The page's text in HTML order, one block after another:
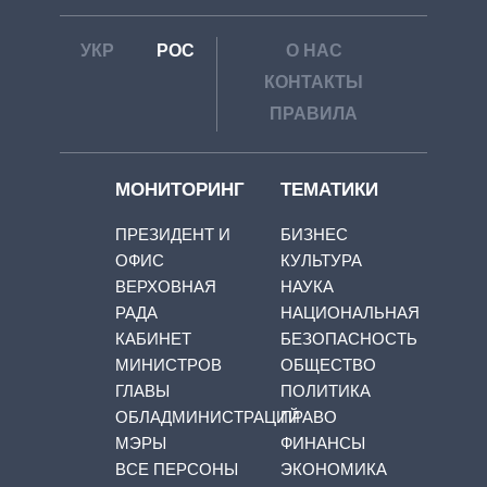
УКР РОС
О НАС
КОНТАКТЫ
ПРАВИЛА
МОНИТОРИНГ
ПРЕЗИДЕНТ И
ОФИС
ВЕРХОВНАЯ
РАДА
КАБИНЕТ
МИНИСТРОВ
ГЛАВЫ
ОБЛАДМИНИСТРАЦИЙ
МЭРЫ
ВСЕ ПЕРСОНЫ
ТЕМАТИКИ
БИЗНЕС
КУЛЬТУРА
НАУКА
НАЦИОНАЛЬНАЯ
БЕЗОПАСНОСТЬ
ОБЩЕСТВО
ПОЛИТИКА
ПРАВО
ФИНАНСЫ
ЭКОНОМИКА